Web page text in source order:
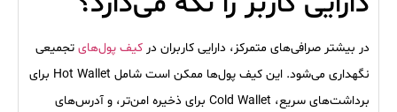
در بیشتر صرافی‌های متمرکز، دارایی کاربران در کیف پول‌های تجمیعی
نگهداری می‌شود. این کیف پول‌ها ممکن است شامل Hot Wallet برای
برداشت‌های سریع، Cold Wallet برای ذخیره امن‌تر، و آدرس‌های